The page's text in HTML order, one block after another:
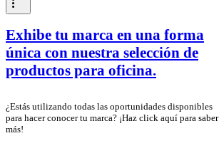
Exhibe tu marca en una forma
única con nuestra selección de
productos para oficina.
¿Estás utilizando todas las oportunidades disponibles
para hacer conocer tu marca? ¡Haz click aquí para saber
más!